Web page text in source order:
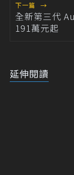
下一篇 →
全新第三代
191萬元起
延伸閱讀